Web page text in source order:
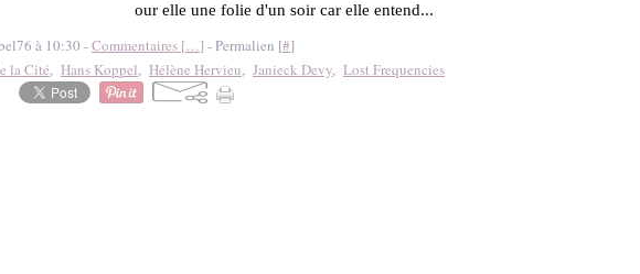
our elle une folie d'un soir car elle entend...
à 10:30 -Commentaires […] - Permalien [#]
la Cité, Hans Koppel, Hélène Hervieu, Janieck Devy, Lost Frequencies